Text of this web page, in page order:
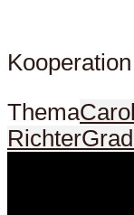
Thema
Richter